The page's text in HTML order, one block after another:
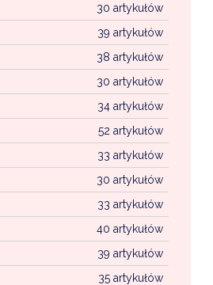
30 artykułów
39 artykułów
38 artykułów
30 artykułów
34 artykułów
52 artykułów
33 artykułów
30 artykułów
33 artykułów
40 artykułów
39 artykułów
35 artykułów